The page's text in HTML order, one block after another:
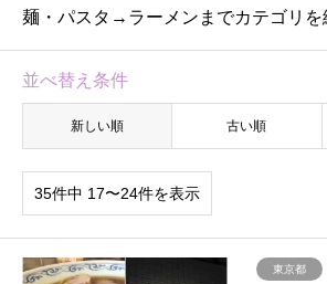
麺・パスタ→ラーメンまでカテゴリを
並べ替え条件
新しい順 古い順
35件中 17〜24件を表示
東京都